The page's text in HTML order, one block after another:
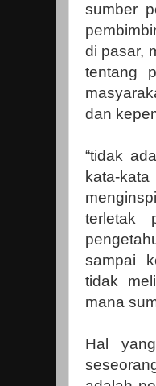
sumber
di pasar,
tentang
dan
“tidak
kata-
terletak
sampai
tidak
mana
Hal